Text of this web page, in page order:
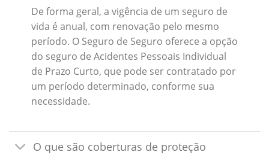
De forma geral, a vigência de um seguro de
vida é anual, com renovação pelo mesmo
período. O Seguro de Seguro oferece a opção
do seguro de Acidentes Pessoais Individual
de Prazo Curto, que pode ser contratado por
um período determinado, conforme sua
necessidade.
O que são coberturas de proteção